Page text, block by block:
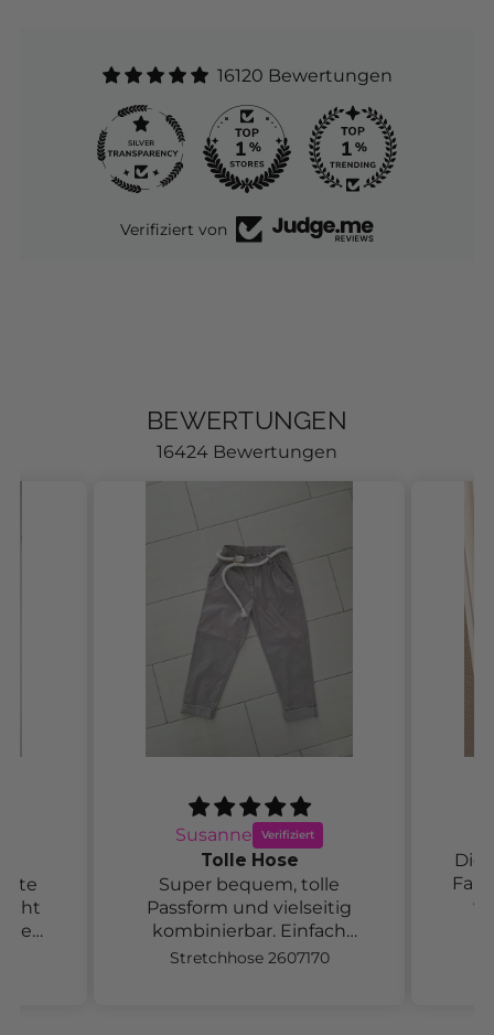
16120 Bewertungen
16.1K 271
Verifiziert von
BEWERTUNGEN
16424 Bewertungen
Susanne
Tolle Hose
Super bequem, tolle
Passform und vielseitig
kombinierbar. Einfach
wunderschön.
Stretchhose 2607170